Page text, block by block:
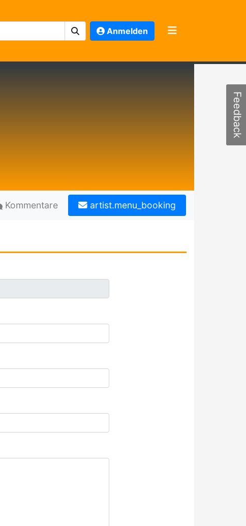
Anmelden
Kommentare artist.menu_booking
Feedback